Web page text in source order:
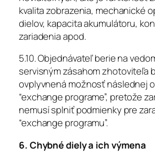
kvalita zobrazenia, mechanické
dielov, kapacita akumulátoru,
zariadenia apod.
5.10. Objednávateľ berie na
servisným zásahom zhotoviteľa
ovplyvnená možnosť následnej
“exchange programe”, pretože
nemusí splniť podmienky pre
“exchange programu”.
6. Chybné diely a ich výmena